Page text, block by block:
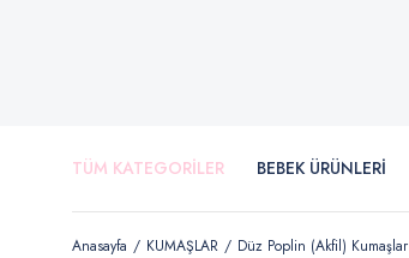
TÜM KATEGORİLER BEBEK ÜRÜNLERİ
Anasayfa KUMAŞLAR Düz Poplin (Akfil) Kumaşlar